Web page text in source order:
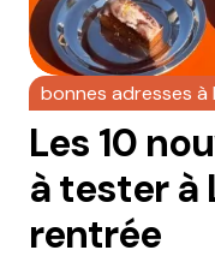
bonnes adresses à
Les 10
à tester à
rentrée